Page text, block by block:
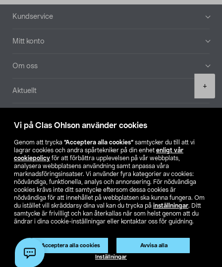
Vi på Clas Ohlson använder cookies
Genom att trycka ”Acceptera alla cookies” samtycker du till att vi
lagrar cookies och andra spårtekniker på din enhet enligt vår
cookiepolicy för att förbättra upplevelsen på vår webbplats,
analysera webbplatsens användning samt anpassa våra
marknadsföringsinsatser. Vi använder fyra kategorier av cookies:
nödvändiga, funktionella, analys och annonsering. För nödvändiga
cookies krävs inte ditt samtycke eftersom dessa cookies är
nödvändiga för att innehållet på webbplatsen ska kunna fungera. Om
du istället vill skräddarsy dina val kan du trycka på inställningar. Ditt
samtycke är frivilligt och kan återkallas när som helst genom att du
ändrar i dina cookie-inställningar eller kontaktar oss för guidning.
Acceptera alla cookies Avvisa alla
Inställningar
+
Sidfot
Kundservice
Mitt konto
Om oss
Aktuellt
Hitta butik
SE NO FI
Ändra till priser exklusive moms